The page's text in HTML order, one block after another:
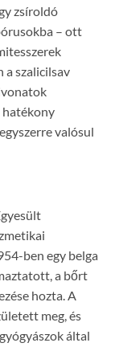
zsíroldó
– ott
a szalicilsav
hatékony
valósul
ben egy belga
a bőrt
hozta. A
meg, és
által